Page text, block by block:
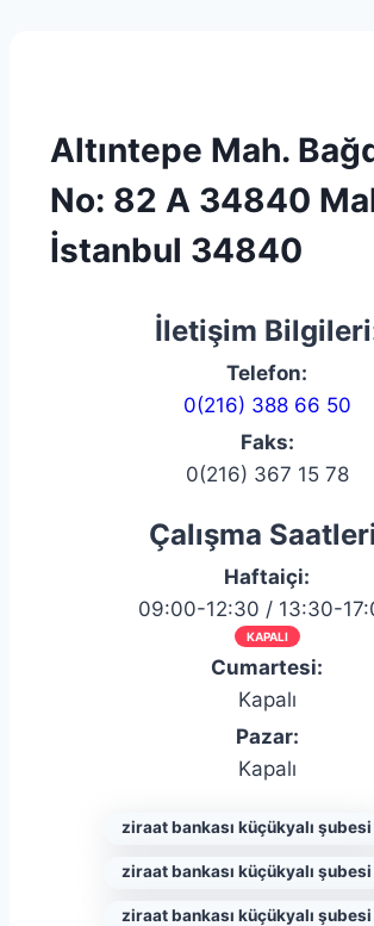
Altıntepe Mah.
No: 82 A 34840
İstanbul 34840
İletişim
Telefon:
0(216) 388 66 50
Faks:
0(216) 367 15 78
Çalışma
Haftaiçi:
09:00-12:30 / 13:30-
KAPALI
Cumartesi:
Kapalı
Pazar:
Kapalı
ziraat bankası küçükyalı şubesi
ziraat bankası küçükyalı
ziraat bankası küçükyalı